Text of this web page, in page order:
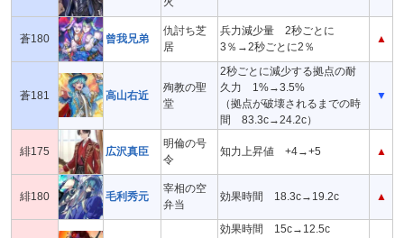
蒼180 曾我兄弟
仇討ち芝
居
兵力減少量 2秒ごとに
3％→2秒ごとに2％
▲
蒼181 高山右近
殉教の聖
堂
2秒ごとに減少する拠点の耐
久力 1%→3.5%
（拠点が破壊されるまでの時
間 83.3c→24.2c）
▼
緋175 広沢真臣
明倫の号
令
知力上昇値 +4→+5 ▲
緋180 毛利秀元
宰相の空
弁当
効果時間 18.3c→19.2c ▲
効果時間 15c→12.5c